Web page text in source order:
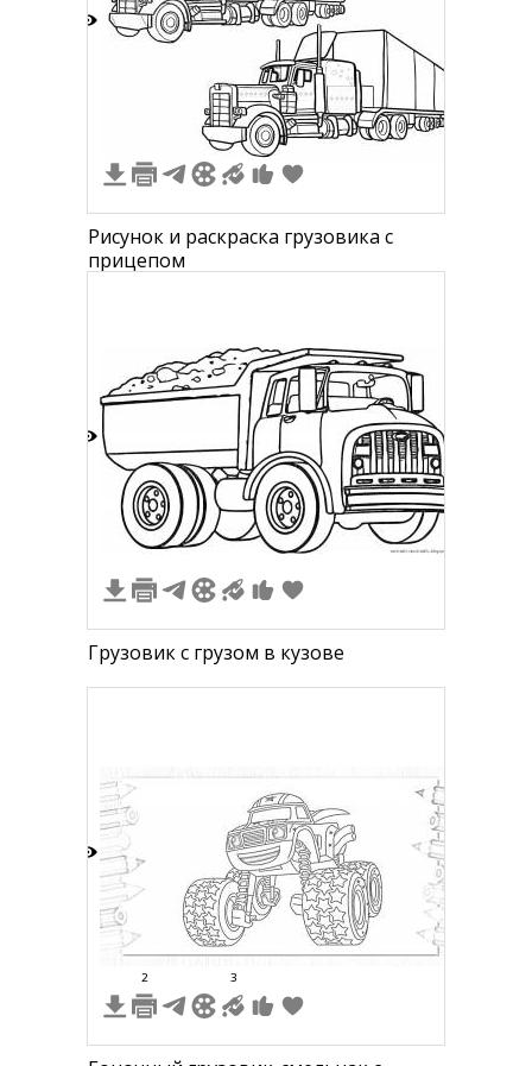
Рисунок и раскраска грузовика с
прицепом
Грузовик с грузом в кузове
2 3